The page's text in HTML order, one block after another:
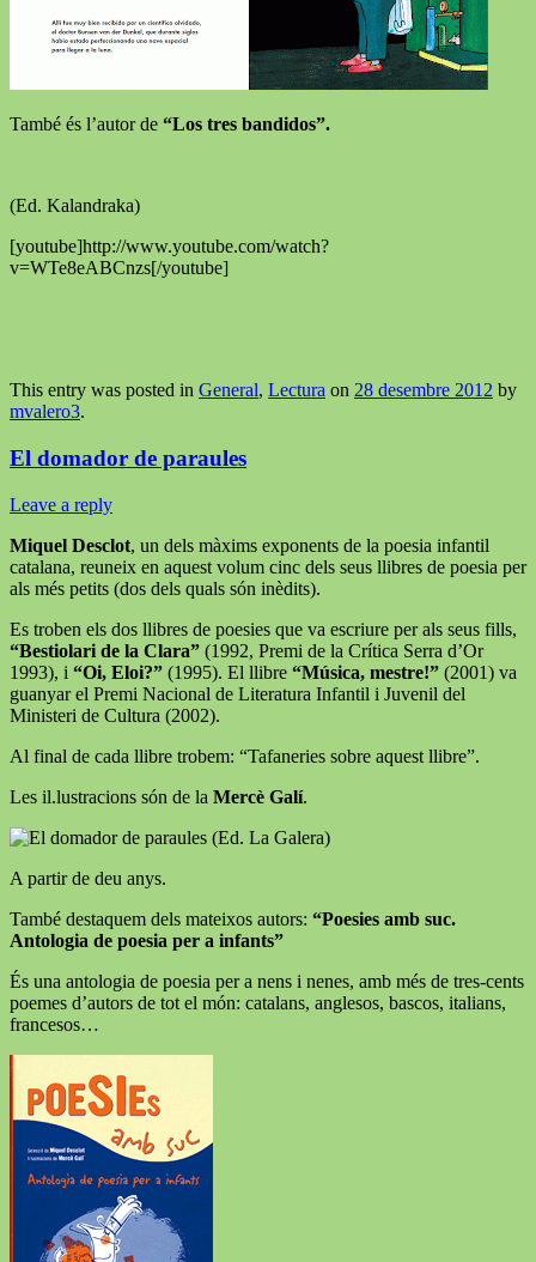
També és l’autor de “Los tres bandidos”.
(Ed. Kalandraka)
[youtube]http://www.youtube.com/watch?
v=WTe8eABCnzs[/youtube]
This entry was posted in General, Lectura on 28 desembre 2012 by
mvalero3.
El domador de paraules
Leave a reply
Miquel Desclot, un dels màxims exponents de la poesia infantil
catalana, reuneix en aquest volum cinc dels seus llibres de poesia per
als més petits (dos dels quals són inèdits).
Es troben els dos llibres de poesies que va escriure per als seus fills,
“Bestiolari de la Clara” (1992, Premi de la Crítica Serra d’Or
1993), i “Oi, Eloi?” (1995). El llibre “Música, mestre!” (2001) va
guanyar el Premi Nacional de Literatura Infantil i Juvenil del
Ministeri de Cultura (2002).
Al final de cada llibre trobem: “Tafaneries sobre aquest llibre”.
Les il.lustracions són de la Mercè Galí.
(Ed. La Galera)
A partir de deu anys.
També destaquem dels mateixos autors: “Poesies amb suc.
Antologia de poesia per a infants”
És una antologia de poesia per a nens i nenes, amb més de tres-cents
poemes d’autors de tot el món: catalans, anglesos, bascos, italians,
francesos…